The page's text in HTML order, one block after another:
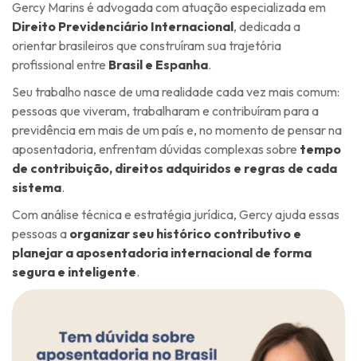
Gercy Marins é advogada com atuação especializada em
Direito Previdenciário Internacional, dedicada a
orientar brasileiros que construíram sua trajetória
profissional entre Brasil e Espanha.
Seu trabalho nasce de uma realidade cada vez mais comum:
pessoas que viveram, trabalharam e contribuíram para a
previdência em mais de um país e, no momento de pensar na
aposentadoria, enfrentam dúvidas complexas sobre tempo
de contribuição, direitos adquiridos e regras de cada
sistema.
Com análise técnica e estratégia jurídica, Gercy ajuda essas
pessoas a organizar seu histórico contributivo e
planejar a aposentadoria internacional de forma
segura e inteligente.